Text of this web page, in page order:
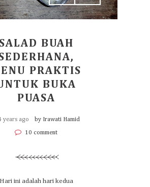
SALAD BUAH
PRAKTIS
BUKA
PUASA
years ago by Irawati Hamid
10 comment
Hari ini adalah hari kedua